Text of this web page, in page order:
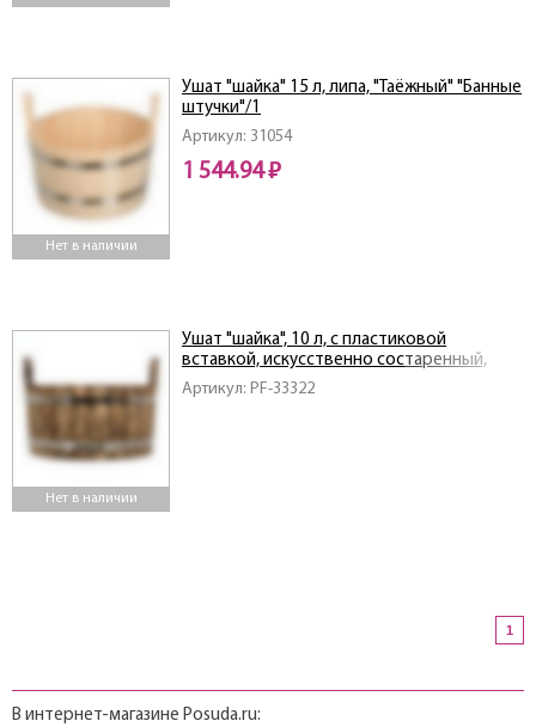
Нет в наличии
Артикул: 31054
Ушат "шайка" 15 л, липа, "Таёжный" "Банные
штучки"/1
1 544.94 ₽
Нет в наличии
Артикул: PF-33322
Ушат "шайка", 10 л, с пластиковой
вставкой, искусственно состаренный,
липа
1
В интернет-магазине Posuda.ru: